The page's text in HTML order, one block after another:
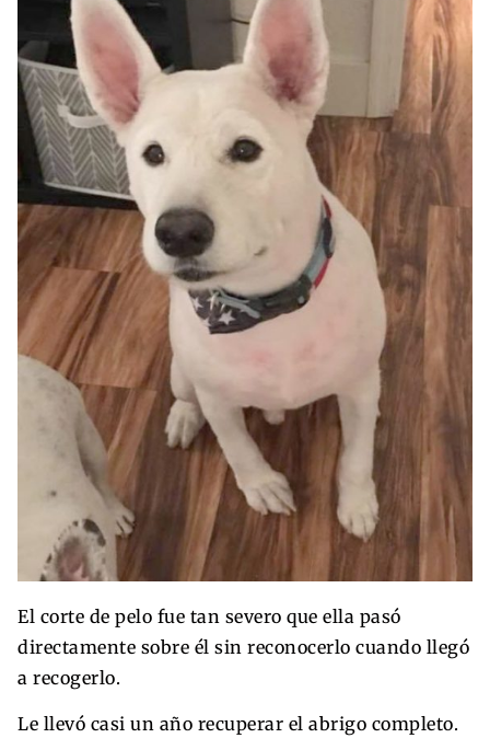
El corte de pelo fue tan severo que ella pasó
directamente sobre él sin reconocerlo cuando llegó
a recogerlo.
Le llevó casi un año recuperar el abrigo completo.